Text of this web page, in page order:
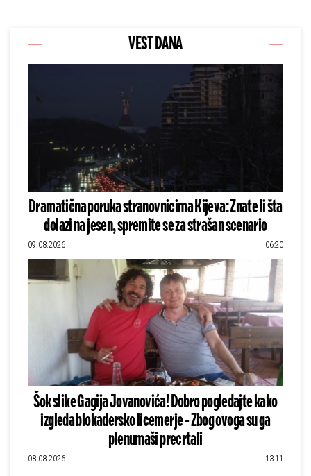
VEST DANA
Dramatična poruka stranovnicima Kijeva: Znate li šta
dolazi na jesen, spremite se za strašan scenario
09.08.2026 06:20
Šok slike Gagija Jovanovića! Dobro pogledajte kako
izgleda blokadersko licemerje - Zbog ovoga su ga
plenumaši precrtali
08.08.2026 13:11